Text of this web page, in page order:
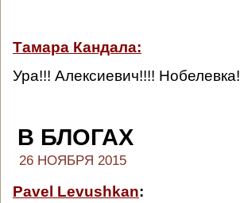
Тамара Кандала:
Ура!!! Алексиевич!!!! Нобелевка!
В БЛОГАХ
26 НОЯБРЯ 2015
Pavel Levushkan: